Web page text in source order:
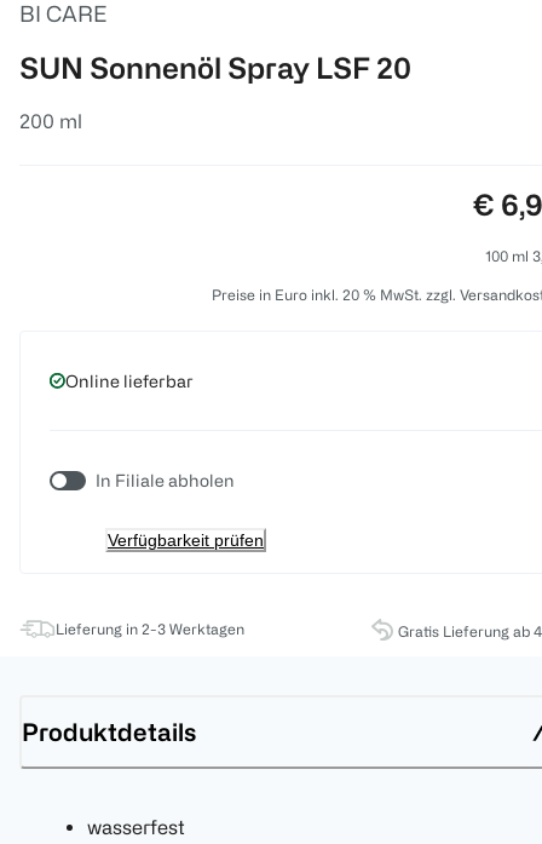
BI CARE
SUN Sonnenöl Spray LSF 20
200 ml
€
100 ml
Preise in Euro inkl. 20 % MwSt. zzgl.
Online lieferbar
In Filiale abholen
Verfügbarkeit prüfen
Lieferung in 2-3 Werktagen Gratis Lieferung ab
Produktdetails
wasserfest